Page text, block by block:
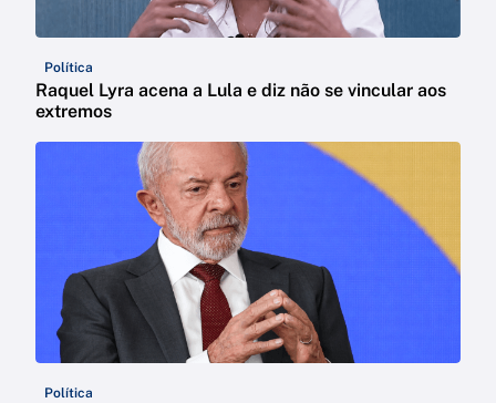
Política
Raquel Lyra acena a Lula e diz não se vincular aos
extremos
Política